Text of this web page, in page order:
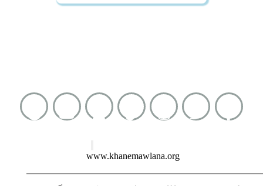
www.khanemawlana.org